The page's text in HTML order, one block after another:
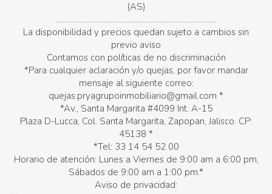
(AS)
........................................................................................
La disponibilidad y precios quedan sujeto a cambios sin
previo aviso
Contamos con políticas de no discriminación
*Para cualquier aclaración y/o quejas, por favor mandar
mensaje al siguiente correo:
quejas.pryagrupoinmobiliario@gmail.com *
*Av., Santa Margarita #4099 Int. A-15
Plaza D-Lucca, Col. Santa Margarita, Zapopan, Jalisco. CP:
45138 *
*Tel: 33 14 54 52 00
Horario de atención: Lunes a Viernes de 9:00 am a 6:00 pm,
Sábados de 9:00 am a 1:00 pm.*
Aviso de privacidad: